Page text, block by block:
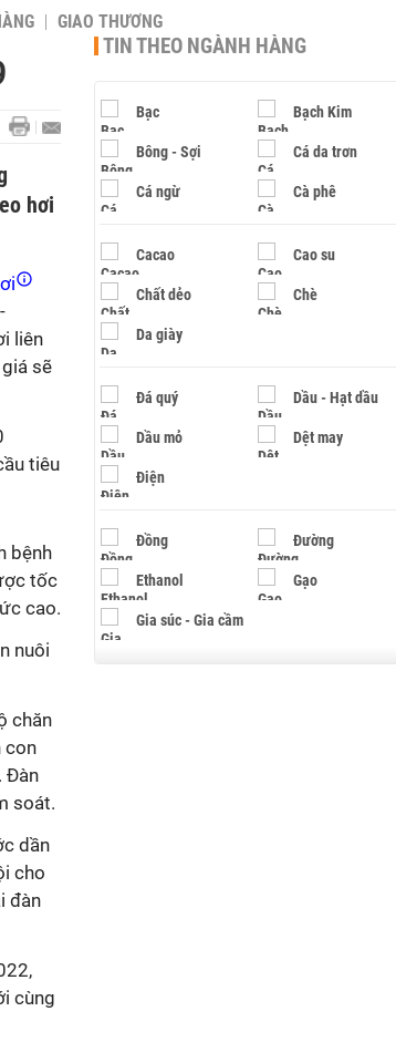
GIAO THƯƠNG
hơi
liên
sẽ
tiêu
bệnh
tốc
cao.
nuôi
chăn
con
Đàn
soát.
dần
cho
đàn
cùng
TIN THEO NGÀNH HÀNG
Bạc Bạch Kim
Bông - Sợi Cá da trơn
Cá ngừ Cà phê
Cacao Cao su
Chất dẻo Chè
Da giày
Đá quý Dầu - Hạt dầu
Dầu mỏ Dệt may
Điện
Đồng Đường
Ethanol Gạo
Gia súc - Gia cầm